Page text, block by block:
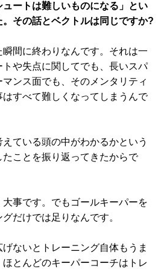
ートは難しいものになる」とい
その話とベクトルは同じですか?
間に終わりなんです。それは一
や失点に関してでも、長いスパ
ンス面でも、そのメンタリティ
すべて難しくなってしまうんで
ている頭の中がわかるかという
ことを振り返ってきたからで
事です。でもゴールキーパーを
だけでは足りなんです。
ないとトレーニング自体もうま
とんどのキーパーコーチはトレ